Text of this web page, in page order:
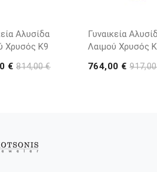
Αλυσίδα
Χρυσός K9
€814,00 €
Γυναικεία
Λαιμού Χρυσός
764,00 €